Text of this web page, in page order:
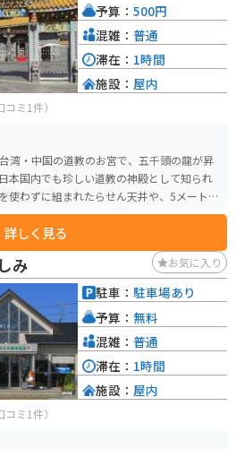
コミ1件）
湾・中国の道教のお宮で、五千頭の龍が昇
本国内でも珍しい道教の神殿として知られ
使わずに組まれたらせん天井や、5メートル
りの武神、龍の格天井など、きらびやかで
ができます。また、聖天宮は文化的な交流
の文化の融合を感じることができるスポッ
名です。
詳しく見る
予算： 500円
混雑： 普通
滞在： 1時間
施設： 屋内
み お気に入り
コミ1件）
駐車： 駐車場あり
予算： 無料
混雑： 普通
滞在： 1時間
施設： 屋内